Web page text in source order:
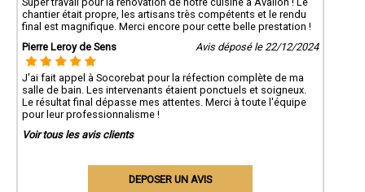
chantier était propre, les artisans très compétents et le rendu
final est magnifique. Merci encore pour cette belle prestation !
Pierre Leroy de Sens
Avis déposé le 22/12/2024
J'ai fait appel à Socorebat pour la réfection complète de ma
salle de bain. Les intervenants étaient ponctuels et soigneux.
Le résultat final dépasse mes attentes. Merci à toute l'équipe
pour leur professionnalisme !
Voir tous les avis clients
DEPOSER UN AVIS